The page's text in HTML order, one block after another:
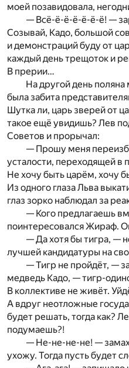
моей позавидовала,
— Всё-ё-ё-ё-ё-ё-ё! —
Созывай, Кадо, большой
и демонстраций буду от
каждый день трещоток и
В прерии…
На другой день
была забита
Шутка ли, царь зверей от
такое ещё увидишь? Лев
Советов и прорычал:
— Прошу меня
усталости, переходящей в
Не хочу быть царём, хочу
Из одного глаза Льва
глаз зорко наблюдал за
— Кого предлагаешь
поинтересовался Жираф.
— Да хотя бы тигра, —
лучшей кандидатуры на
— Тигр не пройдёт, —
медведь Кадо, — тигр-
В коллективе не живёт.
А вдруг неотложные
будет решать, тогда как?
подумаешь?!
— Не-не-не-не! —
ухожу. Тогда пусть будет